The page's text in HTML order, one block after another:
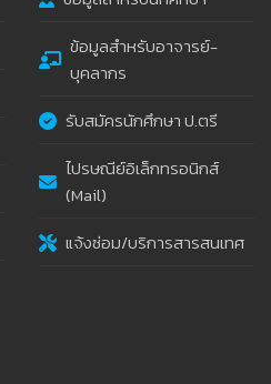
ข้อมูลสำหรับอาจารย์-
บุคลากร
รับสมัครนักศึกษา ป.ตรี
ไปรษณีย์อิเล็กทรอนิกส์
(Mail)
แจ้งซ่อม/บริการสารสนเทศ